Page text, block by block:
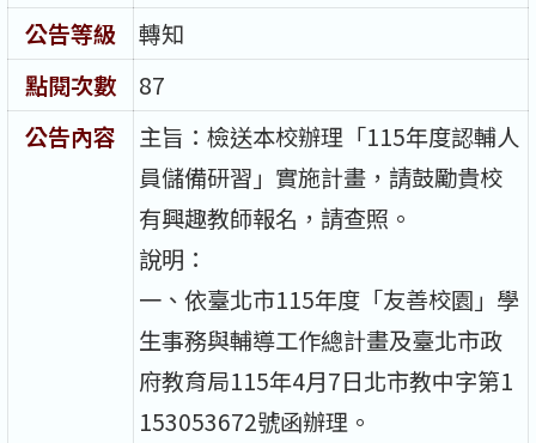
公告等級
轉知
點閱次數
87
公告內容
主旨：檢送本校辦理「115年度認輔人
員儲備研習」實施計畫，請鼓勵貴校
有興趣教師報名，請查照。
說明：
一、依臺北市115年度「友善校園」學
生事務與輔導工作總計畫及臺北市政
府教育局115年4月7日北市教中字第1
153053672號函辦理。